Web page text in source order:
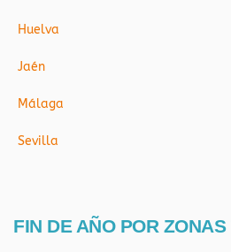
Huelva
Jaén
Málaga
Sevilla
FIN DE AÑO POR